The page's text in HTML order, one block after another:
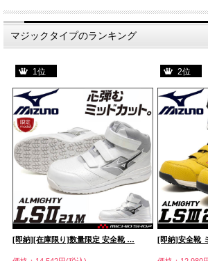
マジックタイプのランキング
1位
[即納][在庫限り]数量限定 安全靴 …
2位
[即納]安全靴